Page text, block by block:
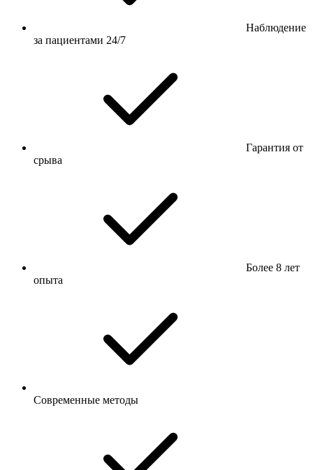
Наблюдение
за пациентами 24/7
Гарантия от
срыва
Более 8 лет
опыта
Современные методы